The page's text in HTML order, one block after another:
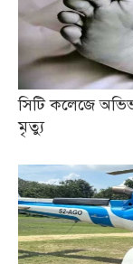
সিটি কলেজে
মৃত্যু